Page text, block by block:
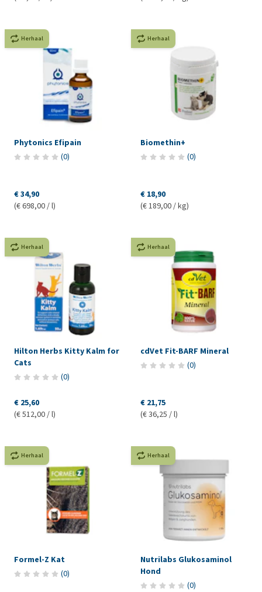
Herhaal
Phytonics Efipain
(0)
€ 34,90
(€ 698,00 / l)
Herhaal
Biomethin+
(0)
€ 18,90
(€ 189,00 / kg)
Herhaal
Hilton Herbs Kitty Kalm for
Cats
(0)
€ 25,60
(€ 512,00 / l)
Herhaal
cdVet Fit-BARF Mineral
(0)
€ 21,75
(€ 36,25 / l)
Herhaal
Formel-Z Kat
(0)
Herhaal
Nutrilabs Glukosaminol
Hond
(0)